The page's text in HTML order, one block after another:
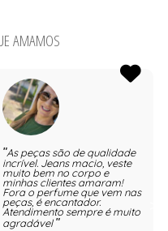
AMAMOS
As peças são de qualidade
incrível. Jeans macio, veste
muito bem no corpo e
minhas clientes amaram!
Fora o perfume que vem nas
peças, é encantador.
Atendimento sempre é muito
agradável